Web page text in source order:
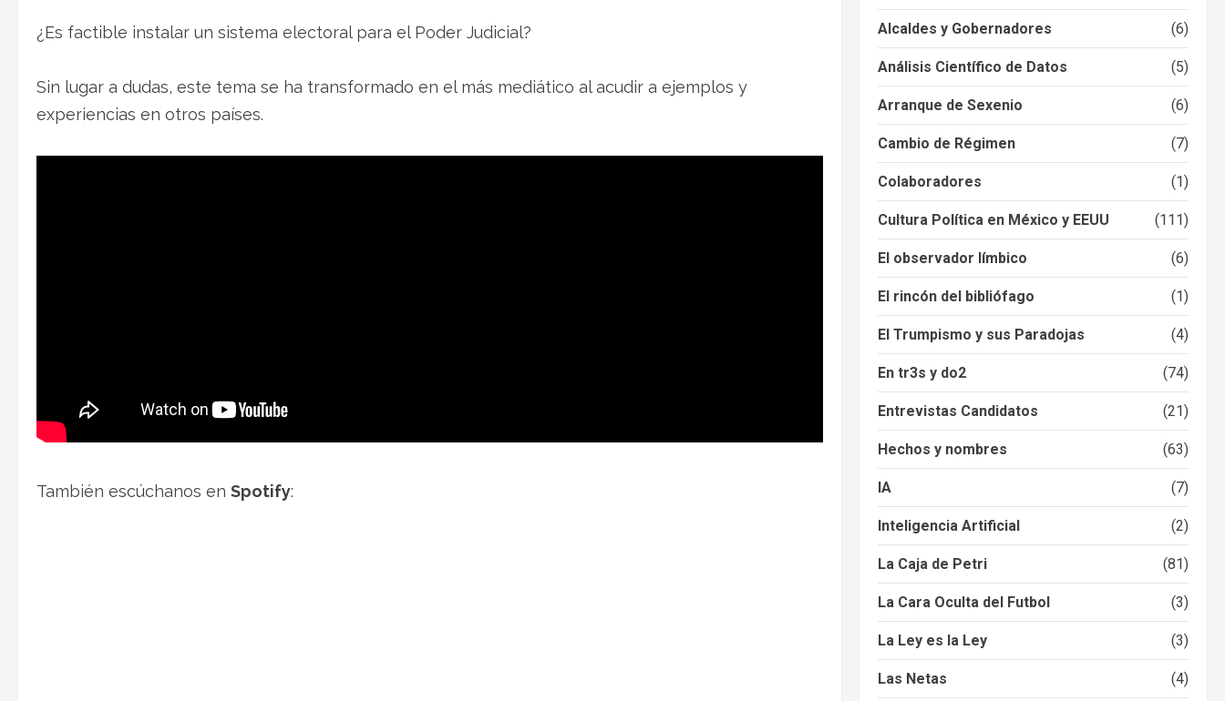
¿Es factible instalar un sistema electoral para el Poder Judicial?
Sin lugar a dudas, este tema se ha transformado en el más mediático al acudir a ejemplos y
experiencias en otros países.
También escúchanos en Spotify:
Alcaldes y Gobernadores (6)
Análisis Científico de Datos (5)
Arranque de Sexenio (6)
Cambio de Régimen (7)
Colaboradores (1)
Cultura Política en México y EEUU (111)
El observador límbico (6)
El rincón del bibliófago (1)
El Trumpismo y sus Paradojas (4)
En tr3s y do2 (74)
Entrevistas Candidatos (21)
Hechos y nombres (63)
IA (7)
Inteligencia Artificial (2)
La Caja de Petri (81)
La Cara Oculta del Futbol (3)
La Ley es la Ley (3)
Las Netas (4)